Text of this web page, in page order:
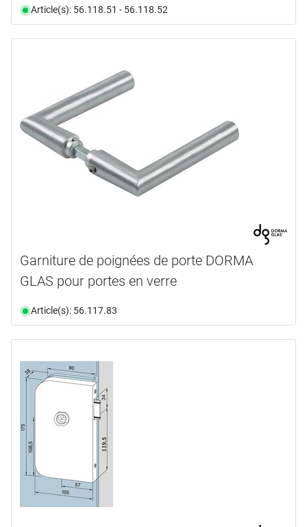
Article(s): 56.118.51 - 56.118.52
Garniture de poignées de porte DORMA
GLAS pour portes en verre
Article(s): 56.117.83